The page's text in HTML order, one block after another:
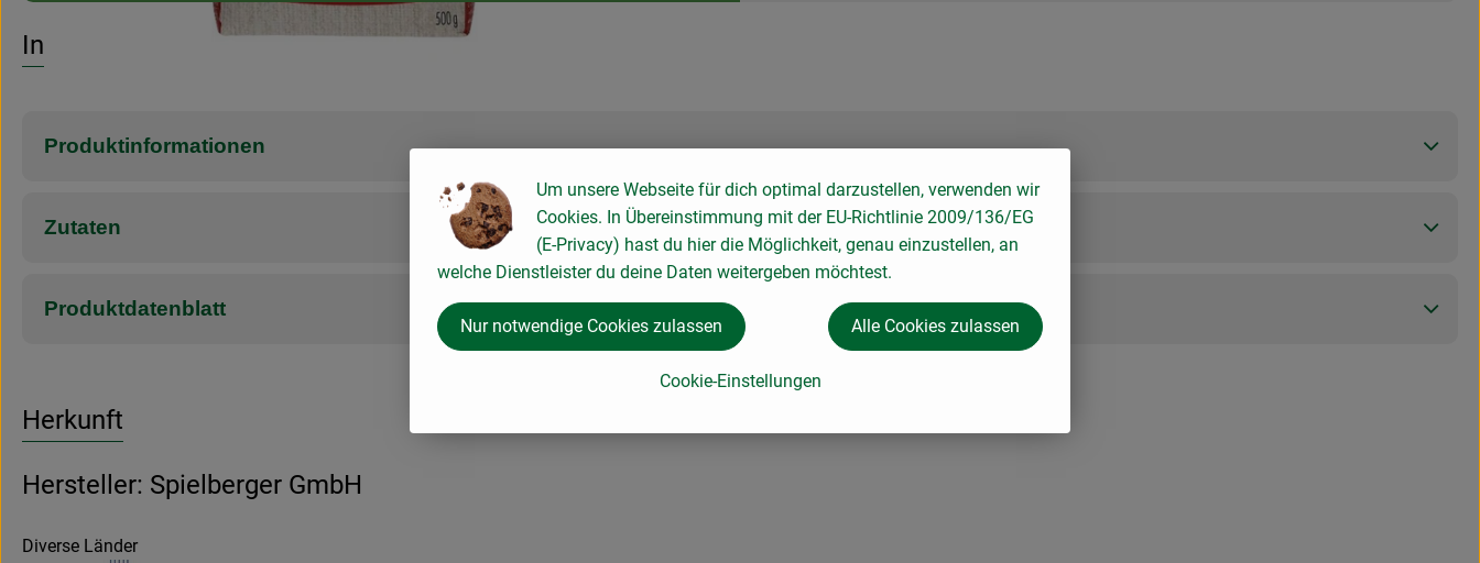
Entdecke passende Rezepte
Es wurden keine passenden Rezepte gefunden.
Info
Produktinformationen
Zutaten
Produktdatenblatt
Herkunft
Hersteller: Spielberger GmbH
Diverse Länder
Um unsere Webseite für dich optimal darzustellen, verwenden wir
Cookies. In Übereinstimmung mit der EU-Richtlinie 2009/136/EG
(E-Privacy) hast du hier die Möglichkeit, genau einzustellen, an
welche Dienstleister du deine Daten weitergeben möchtest.
Cookie-Einstellungen
Nur notwendige Cookies zulassen Alle Cookies zulassen